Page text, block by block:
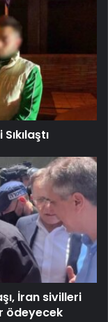
İran sivilleri
ödeyecek